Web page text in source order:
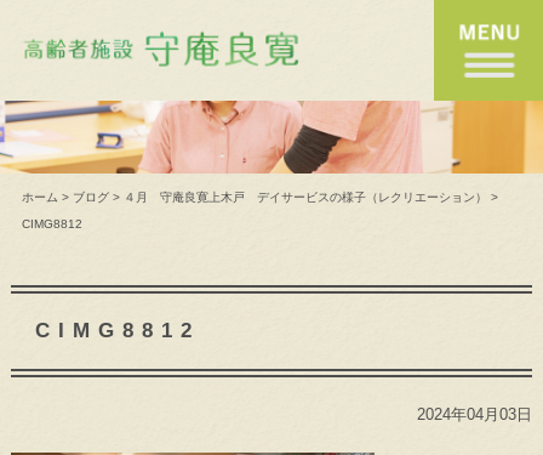
ホーム > ブログ> ４月 守庵良寛上木戸 デイサービスの様子（レクリエーション）
>
CIMG8812
CIMG8812
2024年04月03日